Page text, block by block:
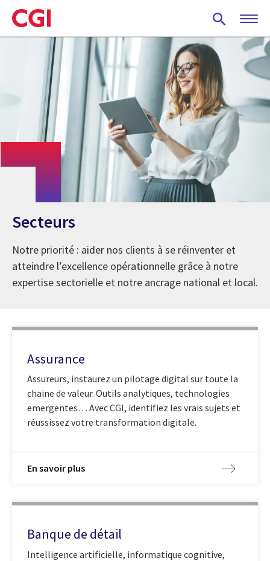
Skip
to
main
Secteurs
Notre priorité : aider nos clients à se réinventer et
atteindre l’excellence opérationnelle grâce à notre
expertise sectorielle et notre ancrage national et local.
Assurance
Assureurs, instaurez un pilotage digital sur toute la
chaine de valeur. Outils analytiques, technologies
emergentes… Avec CGI, identifiez les vrais sujets et
réussissez votre transformation digitale.
En savoir plus
Banque de détail
Intelligence artificielle, informatique cognitive,